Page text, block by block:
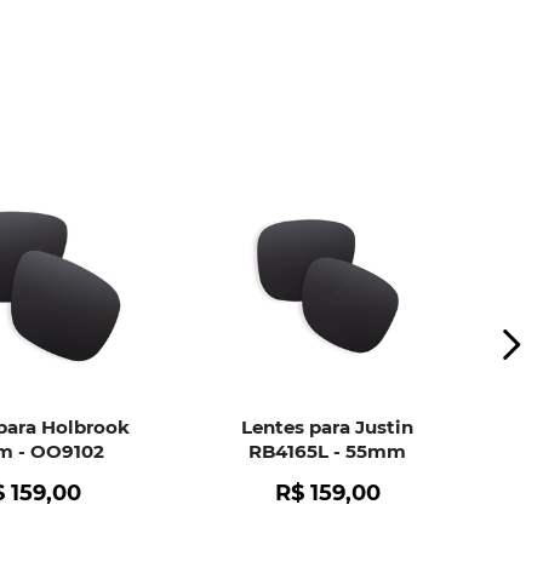
Holbrook
- OO9102
159,00
Lentes para Justin
RB4165L - 55mm
R$ 159,00